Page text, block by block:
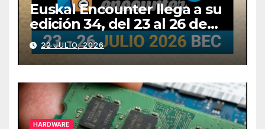
Euskal Encounter llega a su
edición 34, del 23 al 26 de
julio
22 JULIO, 2026
HARDWARE